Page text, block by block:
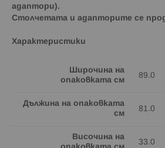
адаптори).
Столчетата и адапторите се
Характеристики
Широчина на
опаковката см
89.0
Дължина на опаковката
см
81.0
Височина на
33.0